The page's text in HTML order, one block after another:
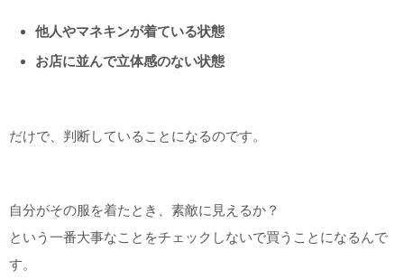
他人やマネキンが着ている状態
お店に並んで立体感のない状態
だけで、判断していることになるのです。
自分がその服を着たとき、素敵に見えるか？
という一番大事なことをチェックしないで買うことになるんで
す。